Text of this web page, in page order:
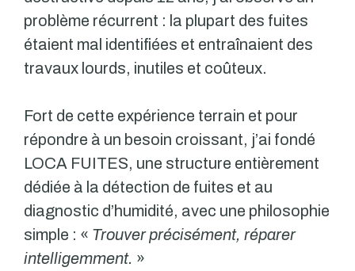
problème récurrent : la plupart des fuites
étaient mal identifiées et entraînaient des
travaux lourds, inutiles et coûteux.
Fort de cette expérience terrain et pour
répondre à un besoin croissant, j’ai fondé
LOCA FUITES, une structure entièrement
dédiée à la détection de fuites et au
diagnostic d’humidité, avec une philosophie
simple : « Trouver précisément, réparer
intelligemment. »